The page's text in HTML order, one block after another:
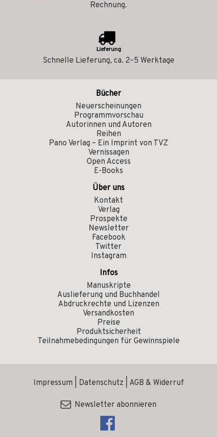
Rechnung.
Lieferung
Schnelle Lieferung, ca. 2–5 Werktage
Bücher
Neuerscheinungen
Programmvorschau
Autorinnen und Autoren
Reihen
Pano Verlag – Ein Imprint von TVZ
Vernissagen
Open Access
E-Books
Über uns
Kontakt
Verlag
Prospekte
Newsletter
Facebook
Twitter
Instagram
Infos
Manuskripte
Auslieferung und Buchhandel
Abdruckrechte und Lizenzen
Versandkosten
Preise
Produktsicherheit
Teilnahmebedingungen für Gewinnspiele
Impressum Datenschutz AGB & Widerruf
Newsletter abonnieren